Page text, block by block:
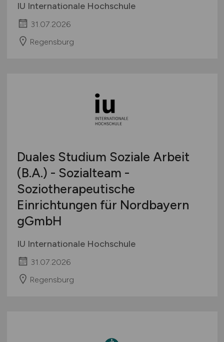
IU Internationale Hochschule
31.07.2026
Regensburg
Duales Studium Soziale Arbeit
(B.A.) - Sozialteam -
Soziotherapeutische
Einrichtungen für Nordbayern
gGmbH
IU Internationale Hochschule
31.07.2026
Regensburg